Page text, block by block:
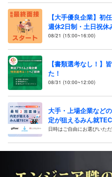
【大手優良企業】初
週休2日制・土日祝
08/21 (15:00~16:00)
【書類選考なし！】
た！
08/31 (10:00~12:00)
大手・上場企業など
定が狙えるみん就
日時はご自由にお選びいた